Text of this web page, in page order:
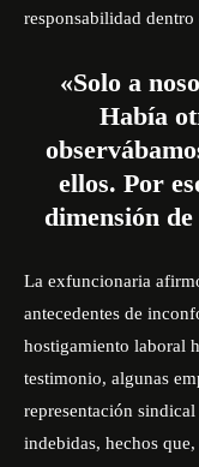
responsabilidad
«Solo a
Había
ellos. Por
dimensión
La exfuncionaria
antecedentes de
hostigamiento laboral
testimonio, algunas
representación
indebidas, hechos